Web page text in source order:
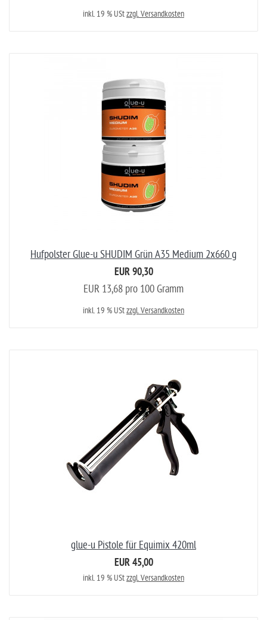
inkl. 19 % UStzzgl. Versandkosten
Hufpolster Glue-u SHUDIM Grün A35 Medium 2x660 g
EUR 90,30
EUR 13,68 pro 100 Gramm
inkl. 19 % UStzzgl. Versandkosten
glue-u Pistole für Equimix 420ml
EUR 45,00
inkl. 19 % UStzzgl. Versandkosten